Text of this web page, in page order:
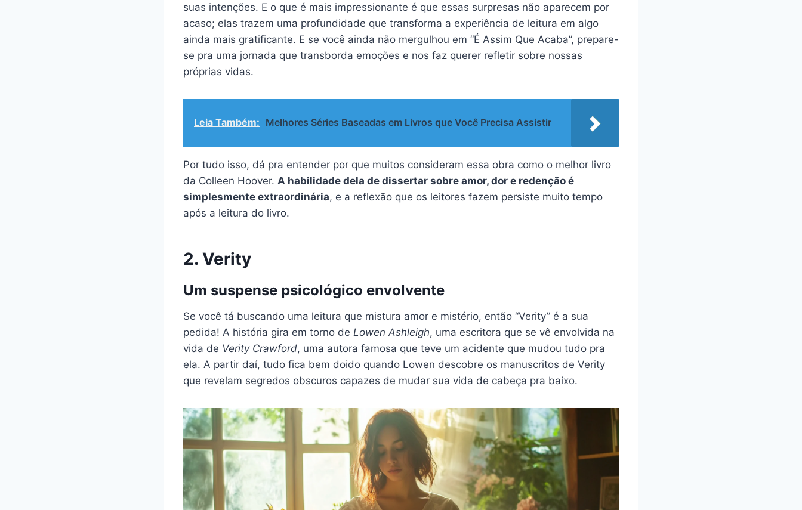
suas intenções. E o que é mais impressionante é que essas surpresas não aparecem por
acaso; elas trazem uma profundidade que transforma a experiência de leitura em algo
ainda mais gratificante. E se você ainda não mergulhou em “É Assim Que Acaba”, prepare-
se pra uma jornada que transborda emoções e nos faz querer refletir sobre nossas
próprias vidas.
Leia Também: Melhores Séries Baseadas em Livros que Você Precisa Assistir
Por tudo isso, dá pra entender por que muitos consideram essa obra como o melhor livro
da Colleen Hoover. A habilidade dela de dissertar sobre amor, dor e redenção é
simplesmente extraordinária, e a reflexão que os leitores fazem persiste muito tempo
após a leitura do livro.
2. Verity
Um suspense psicológico envolvente
Se você tá buscando uma leitura que mistura amor e mistério, então “Verity” é a sua
pedida! A história gira em torno de Lowen Ashleigh, uma escritora que se vê envolvida na
vida de Verity Crawford, uma autora famosa que teve um acidente que mudou tudo pra
ela. A partir daí, tudo fica bem doido quando Lowen descobre os manuscritos de Verity
que revelam segredos obscuros capazes de mudar sua vida de cabeça pra baixo.